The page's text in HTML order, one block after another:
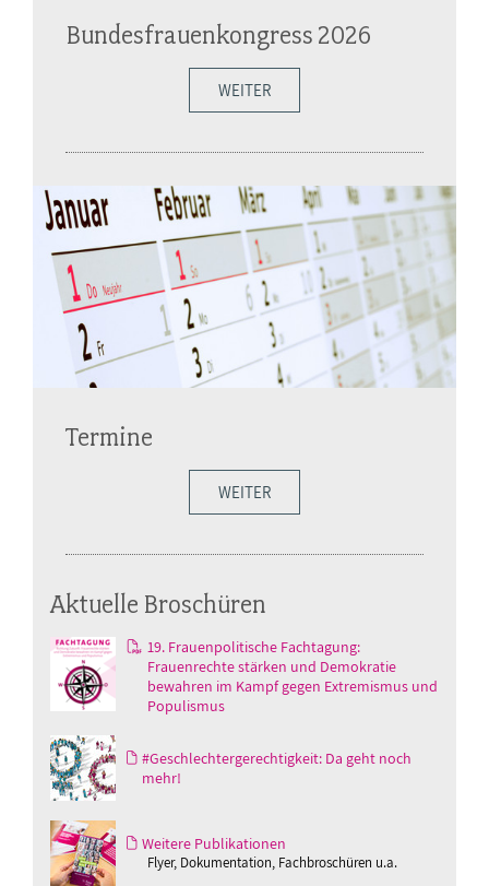
Bundesfrauenkongress 2026
WEITER
Termine
WEITER
Aktuelle Broschüren
19. Frauenpolitische Fachtagung:
Frauenrechte stärken und Demokratie
bewahren im Kampf gegen Extremismus und
Populismus
#Geschlechtergerechtigkeit: Da geht noch
mehr!
Weitere Publikationen
Flyer, Dokumentation, Fachbroschüren u.a.